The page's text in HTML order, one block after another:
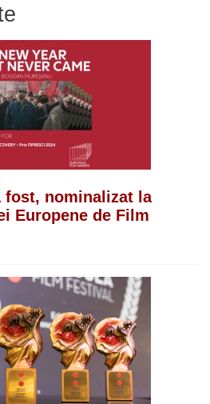
fost, nominalizat la
Europene de Film